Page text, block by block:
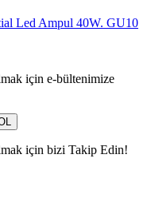
Led Ampul 40W. GU10
için e-bültenimize
için bizi Takip Edin!